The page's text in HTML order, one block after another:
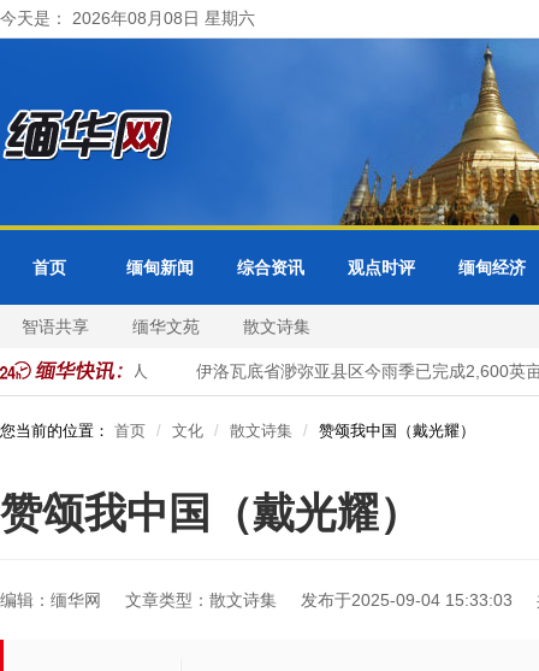
今天是： 2026年08月08日 星期六
首页 缅甸新闻 综合资讯 观点时评 缅甸经济
智语共享 缅华文苑 散文诗集
数近1,390万人 伊洛瓦底省渺弥亚县区今雨季已完成2,600英亩
您当前的位置： 首页 文化 散文诗集 赞颂我中国（戴光耀）
赞颂我中国（戴光耀）
编辑：缅华网 文章类型：散文诗集 发布于2025-09-04 15:33:03